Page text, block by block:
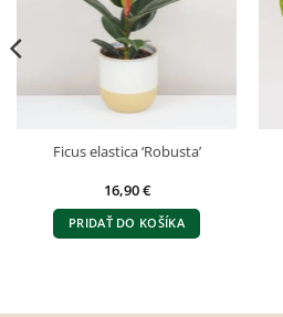
Ficus elastica ‘Robusta’
16,90€
PRIDAŤ DO KOŠÍKA